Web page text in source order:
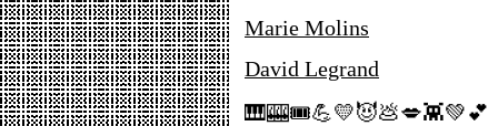
Marie Molins
David Legrand
🎹🎰🎟💪💛😈💩💋👾💚💕